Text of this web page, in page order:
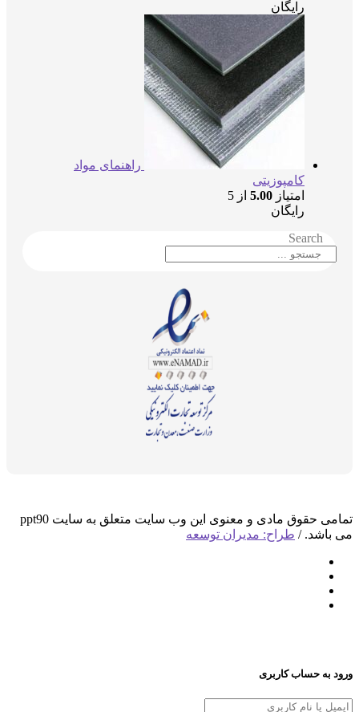
راهنمای مواد
کامپوزیتی
5.00از 5
تمامی حقوق مادی و معنوی این وب سایت متعلق به سایت ppt90
/ طراح: مدیران توسعه
حساب کاربری